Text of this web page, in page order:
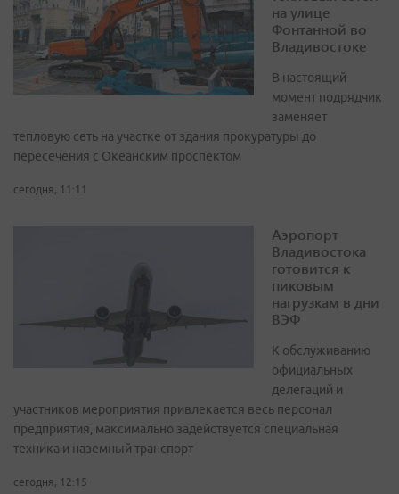
на улице
Фонтанной во
Владивостоке
В настоящий
момент подрядчик
заменяет
тепловую сеть на участке от здания прокуратуры до
пересечения с Океанским проспектом
сегодня, 11:11
Аэропорт
Владивостока
готовится к
пиковым
нагрузкам в дни
ВЭФ
К обслуживанию
официальных
делегаций и
участников мероприятия привлекается весь персонал
предприятия, максимально задействуется специальная
техника и наземный транспорт
сегодня, 12:15